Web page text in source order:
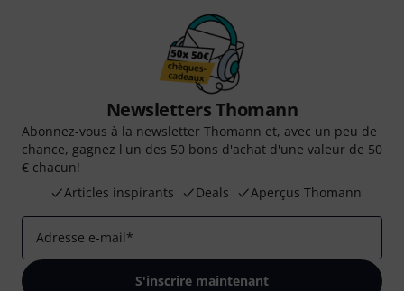
Newsletters Thomann
Abonnez-vous à la newsletter Thomann et, avec un peu de
chance, gagnez l'un des 50 bons d'achat d'une valeur de 50
€ chacun!
Articles inspirants
Deals Aperçus Thomann
Adresse e-mail*
S'inscrire maintenant